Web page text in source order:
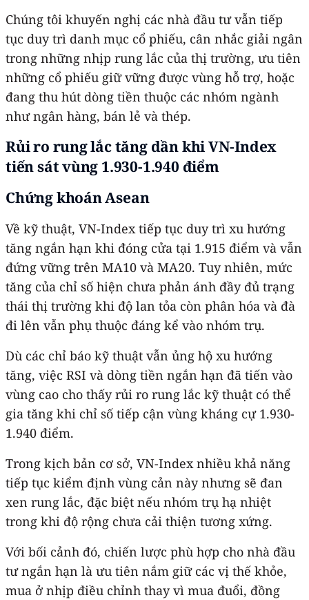
Chúng tôi khuyến nghị các nhà đầu tư vẫn tiếp
tục duy trì danh mục cổ phiếu, cân nhắc giải ngân
trong những nhịp rung lắc của thị trường, ưu tiên
những cổ phiếu giữ vững được vùng hỗ trợ, hoặc
đang thu hút dòng tiền thuộc các nhóm ngành
như ngân hàng, bán lẻ và thép.
Rủi ro rung lắc tăng dần khi VN-Index
tiến sát vùng 1.930-1.940 điểm
Chứng khoán Asean
Về kỹ thuật, VN-Index tiếp tục duy trì xu hướng
tăng ngắn hạn khi đóng cửa tại 1.915 điểm và vẫn
đứng vững trên MA10 và MA20. Tuy nhiên, mức
tăng của chỉ số hiện chưa phản ánh đầy đủ trạng
thái thị trường khi độ lan tỏa còn phân hóa và đà
đi lên vẫn phụ thuộc đáng kể vào nhóm trụ.
Dù các chỉ báo kỹ thuật vẫn ủng hộ xu hướng
tăng, việc RSI và dòng tiền ngắn hạn đã tiến vào
vùng cao cho thấy rủi ro rung lắc kỹ thuật có thể
gia tăng khi chỉ số tiếp cận vùng kháng cự 1.930-
1.940 điểm.
Trong kịch bản cơ sở, VN-Index nhiều khả năng
tiếp tục kiểm định vùng cản này nhưng sẽ đan
xen rung lắc, đặc biệt nếu nhóm trụ hạ nhiệt
trong khi độ rộng chưa cải thiện tương xứng.
Với bối cảnh đó, chiến lược phù hợp cho nhà đầu
tư ngắn hạn là ưu tiên nắm giữ các vị thế khỏe,
mua ở nhịp điều chỉnh thay vì mua đuổi, đồng